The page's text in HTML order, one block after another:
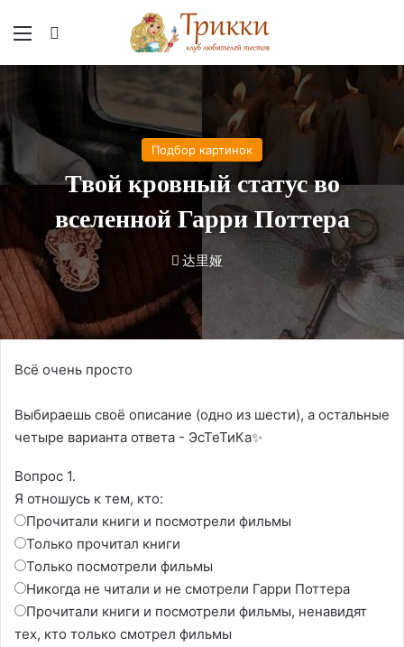
Меню
Подбор картинок
Твой кровный статус во
вселенной Гарри Поттера
达里娅
Всё очень просто
Выбираешь своё описание (одно из шести), а остальные
четыре варианта ответа - ЭсТеТиКа✨
Вопрос 1.
Я отношусь к тем, кто:
Прочитали книги и посмотрели фильмы
Только прочитал книги
Только посмотрели фильмы
Никогда не читали и не смотрели Гарри Поттера
Прочитали книги и посмотрели фильмы, ненавидят
тех, кто только смотрел фильмы